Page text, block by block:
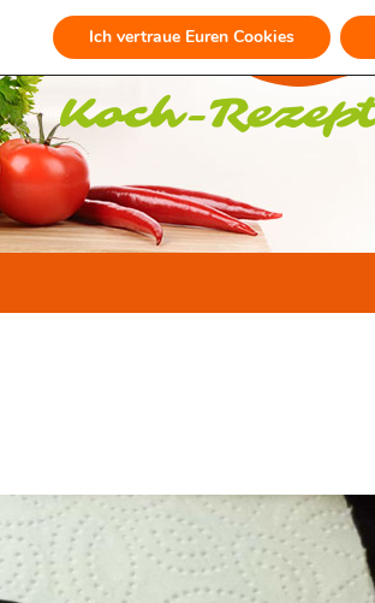
Ich vertraue Euren Cookies